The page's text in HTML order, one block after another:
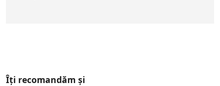
Îți recomandăm și